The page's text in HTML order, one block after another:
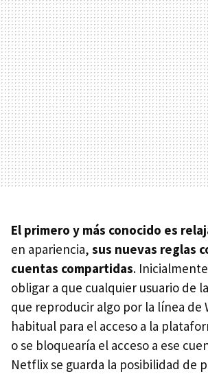
El primero y más conocido es
en apariencia, sus nuevas reglas
cuentas compartidas.
obligar a que cualquier usuario de
que reproducir algo por la línea de
habitual para el acceso a la
o se bloquearía el acceso a ese
Netflix se guarda la posibilidad de